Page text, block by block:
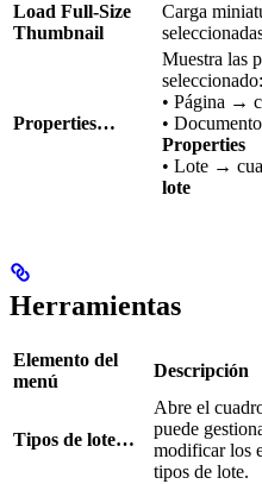
Load Full-Size
Thumbnail
Carga
Properties…
Muestra las
seleccionado:
• Página →
•
Properties
• Lote →
lote
Herramientas
Elemento del
menú
Descripción
Tipos de lote…
Abre el
puede
modificar los
tipos de lote.